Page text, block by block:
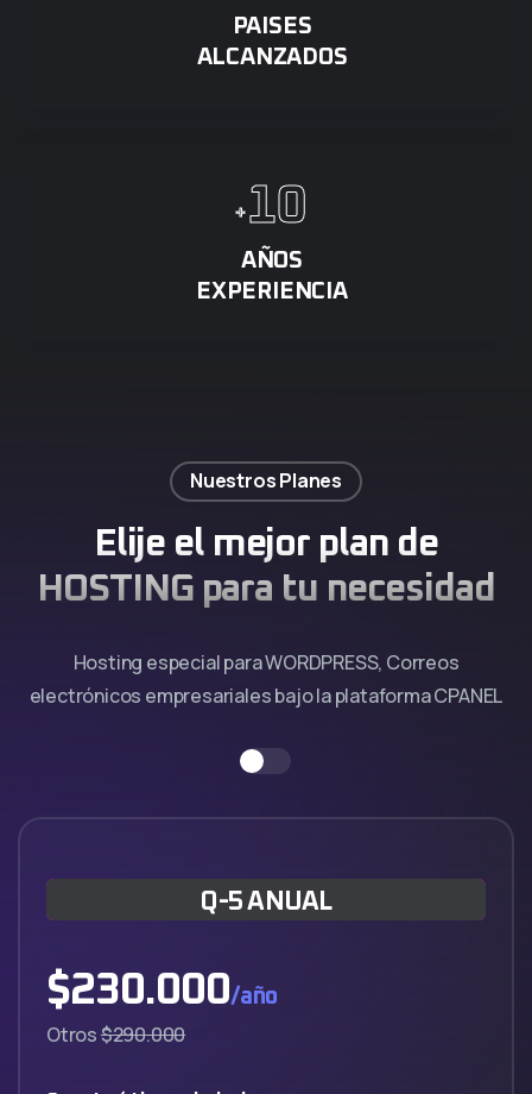
PAISES
ALCANZADOS
+10
AÑOS
EXPERIENCIA
Nuestros Planes
Elije el mejor plan de
HOSTING para tu necesidad
Hosting especial para WORDPRESS, Correos
electrónicos empresariales bajo la plataforma CPANEL
Q-5 ANUAL
$230.000/año
Otros$290.000